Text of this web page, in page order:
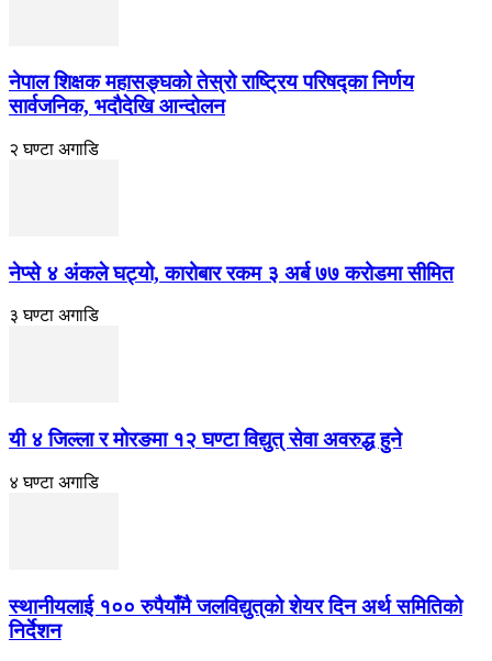
नेपाल शिक्षक महासङ्घको तेस्रो राष्ट्रिय परिषद्का निर्णय
सार्वजनिक, भदाैदेखि आन्दाेलन
२ घण्टा अगाडि
नेप्से ४ अंकले घट्यो, कारोबार रकम ३ अर्ब ७७ करोडमा सीमित
३ घण्टा अगाडि
यी ४ जिल्ला र मोरङमा १२ घण्टा विद्युत् सेवा अवरुद्ध हुने
४ घण्टा अगाडि
स्थानीयलाई १०० रुपैयाँमै जलविद्युत्‌को शेयर दिन अर्थ समितिको
निर्देशन